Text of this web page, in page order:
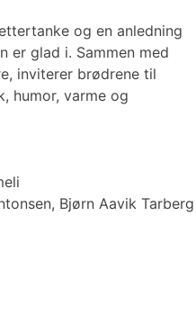
og en anledning
er glad i. Sammen med
inviterer brødrene til
humor, varme og
Bjørn Aavik Tarberg